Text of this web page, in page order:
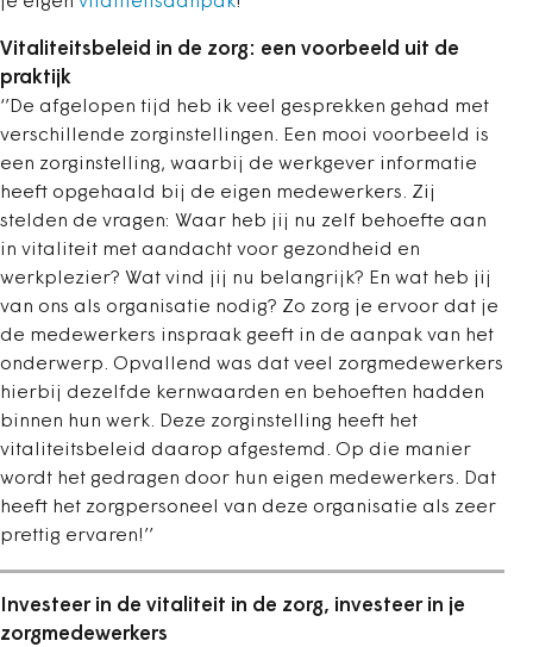
Vitaliteitsbeleid in de zorg: een voorbeeld uit de
praktijk
‘’De afgelopen tijd heb ik veel gesprekken gehad met
verschillende zorginstellingen. Een mooi voorbeeld is
een zorginstelling, waarbij de werkgever informatie
heeft opgehaald bij de eigen medewerkers. Zij
stelden de vragen: Waar heb jij nu zelf behoefte aan
in vitaliteit met aandacht voor gezondheid en
werkplezier? Wat vind jij nu belangrijk? En wat heb jij
van ons als organisatie nodig? Zo zorg je ervoor dat je
de medewerkers inspraak geeft in de aanpak van het
onderwerp. Opvallend was dat veel zorgmedewerkers
hierbij dezelfde kernwaarden en behoeften hadden
binnen hun werk. Deze zorginstelling heeft het
vitaliteitsbeleid daarop afgestemd. Op die manier
wordt het gedragen door hun eigen medewerkers. Dat
heeft het zorgpersoneel van deze organisatie als zeer
prettig ervaren!’’
Investeer in de vitaliteit in de zorg, investeer in je
zorgmedewerkers